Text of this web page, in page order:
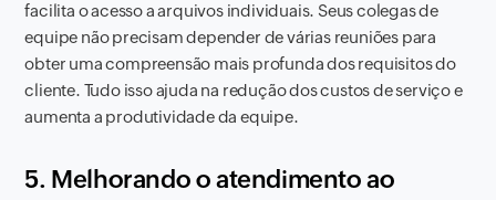
facilita o acesso a arquivos individuais. Seus colegas de
equipe não precisam depender de várias reuniões para
obter uma compreensão mais profunda dos requisitos do
cliente. Tudo isso ajuda na redução dos custos de serviço e
aumenta a produtividade da equipe.
5. Melhorando o atendimento ao